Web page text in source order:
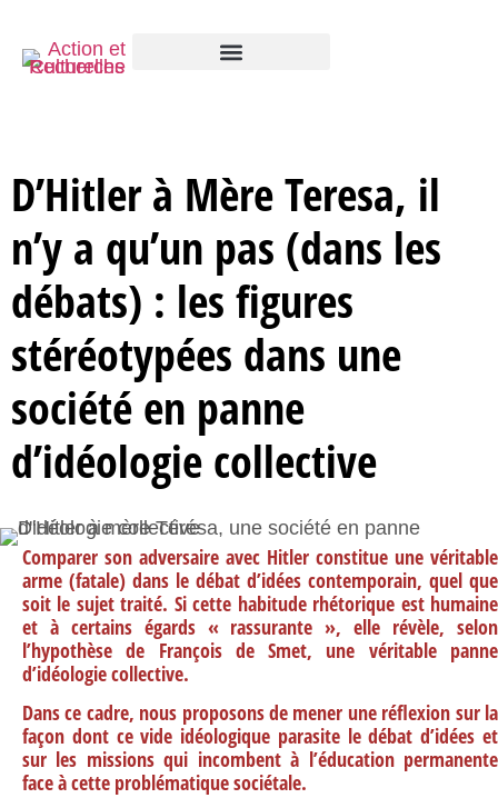
D’Hitler à Mère Teresa, il
n’y a qu’un pas (dans les
débats) : les figures
stéréotypées dans une
société en panne
d’idéologie collective
Comparer son adversaire avec Hitler constitue une véritable
arme (fatale) dans le débat d’idées contemporain, quel que
soit le sujet traité. Si cette habitude rhétorique est humaine
et à certains égards « rassurante », elle révèle, selon
l’hypothèse de François de Smet, une véritable panne
d’idéologie collective.
Dans ce cadre, nous proposons de mener une réflexion sur la
façon dont ce vide idéologique parasite le débat d’idées et
sur les missions qui incombent à l’éducation permanente
face à cette problématique sociétale.